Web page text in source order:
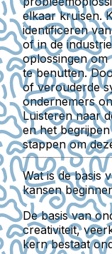
elkaar kruisen.
identificeren
of in de
oplossingen
te benutten.
of verouderde
ondernemers
Luisteren naar
en het
stappen om
Wat is de basis
kansen
De basis van
creativiteit,
kern bestaat